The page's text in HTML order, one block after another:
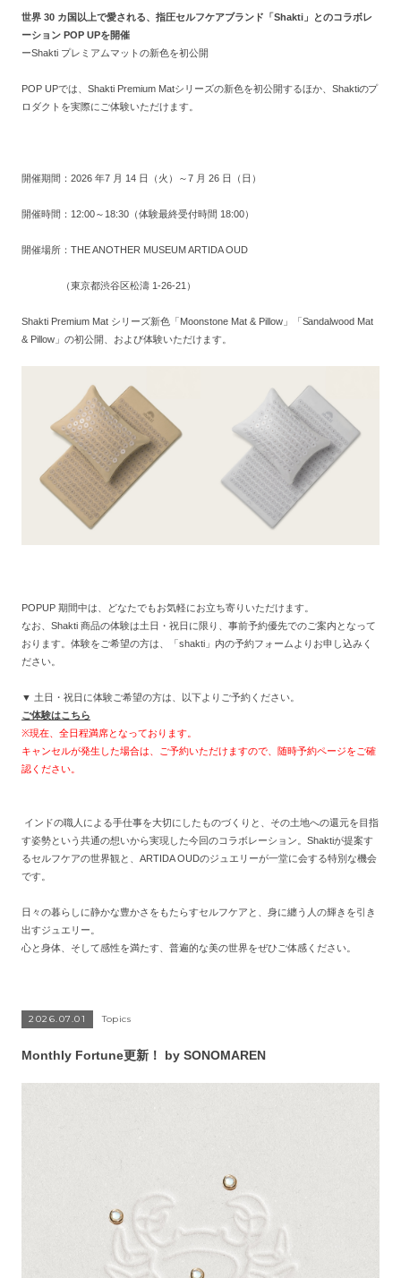
世界 30 カ国以上で愛される、指圧セルフケアブランド「Shakti」とのコラボレ
ーション POP UPを開催
ーShakti プレミアムマットの新色を初公開
POP UPでは、Shakti Premium Matシリーズの新色を初公開するほか、Shaktiのプ
ロダクトを実際にご体験いただけます。
開催期間：2026 年7 月 14 日（火）～7 月 26 日（日）
開催時間：12:00～18:30（体験最終受付時間 18:00）
開催場所： THE ANOTHER MUSEUM ARTIDA OUD
（東京都渋谷区松濤 1-26-21）
Shakti Premium Mat シリーズ新色「Moonstone Mat & Pillow」「Sandalwood Mat
& Pillow」の初公開、および体験いただけます。
POPUP 期間中は、どなたでもお気軽にお立ち寄りいただけます。
なお、Shakti 商品の体験は土日・祝日に限り、事前予約優先でのご案内となって
おります。体験をご希望の方は、「shakti」内の予約フォームよりお申し込みく
ださい。
▼ 土日・祝日に体験ご希望の方は、以下よりご予約ください。
ご体験はこちら
※現在、全日程満席となっております。
キャンセルが発生した場合は、ご予約いただけますので、随時予約ページをご確
認ください。
インドの職人による手仕事を大切にしたものづくりと、その土地への還元を目指
す姿勢という共通の想いから実現した今回のコラボレーション。Shaktiが提案す
るセルフケアの世界観と、ARTIDA OUDのジュエリーが一堂に会する特別な機会
です。
日々の暮らしに静かな豊かさをもたらすセルフケアと、身に纏う人の輝きを引き
出すジュエリー。
心と身体、そして感性を満たす、普遍的な美の世界をぜひご体感ください。
2026.07.01 Topics
Monthly Fortune更新！ by SONOMAREN